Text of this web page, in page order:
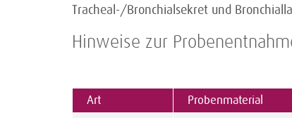
Tracheal-/Bronchialsekret und
Hinweise zur
Art Probenmaterial